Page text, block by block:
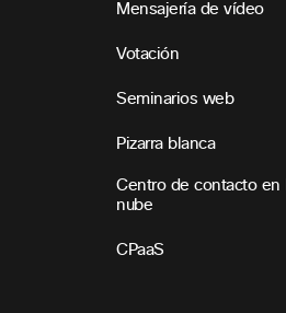
Mensajería de vídeo
Votación
Seminarios web
Pizarra blanca
Centro de contacto en
nube
CPaaS